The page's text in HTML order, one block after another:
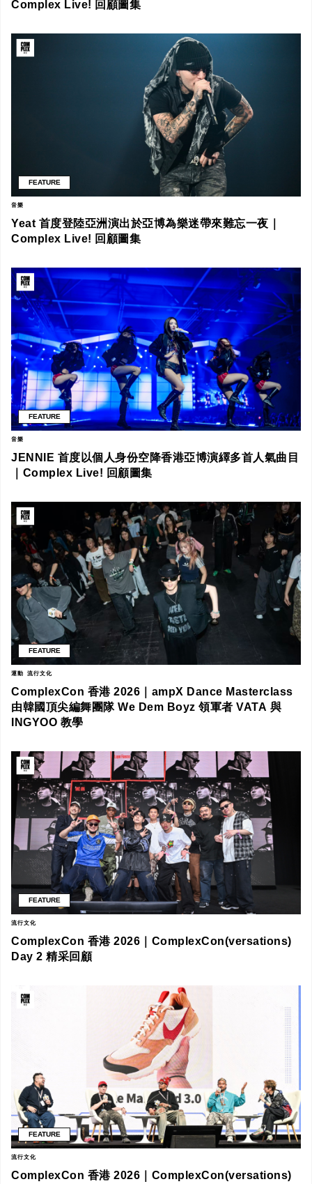
Complex Live! 回顧圖集
FEATURE
音樂
Yeat 首度登陸亞洲演出於亞博為樂迷帶來難忘一夜｜
Complex Live! 回顧圖集
FEATURE
音樂
JENNIE 首度以個人身份空降香港亞博演繹多首人氣曲目
｜Complex Live! 回顧圖集
FEATURE
運動 流行文化
ComplexCon 香港 2026｜ampX Dance Masterclass
由韓國頂尖編舞團隊 We Dem Boyz 領軍者 VATA 與
INGYOO 教學
FEATURE
流行文化
ComplexCon 香港 2026｜ComplexCon(versations)
Day 2 精采回顧
FEATURE
流行文化
ComplexCon 香港 2026｜ComplexCon(versations)